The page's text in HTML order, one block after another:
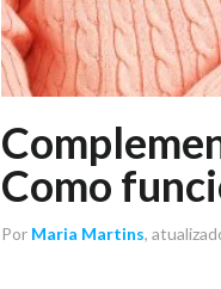
Como
Por Maria Martins,